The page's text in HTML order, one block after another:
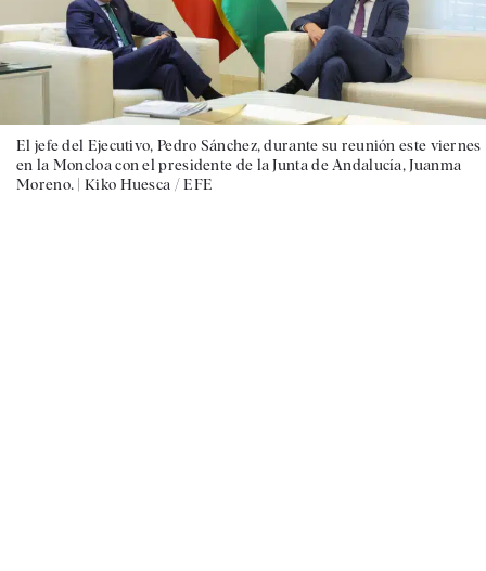
El jefe del Ejecutivo, Pedro Sánchez, durante su reunión este viernes
en la Moncloa con el presidente de la Junta de Andalucía, Juanma
Moreno. | Kiko Huesca / EFE